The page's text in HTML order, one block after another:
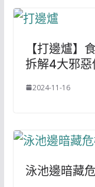
【打邊爐】
拆解4大邪惡
2024-11-16
泳池邊暗藏